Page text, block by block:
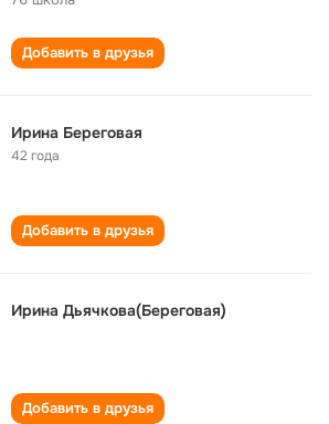
Добавить в друзья
Ирина Береговая
42 года
Добавить в друзья
Ирина Дьячкова(Береговая)
Добавить в друзья